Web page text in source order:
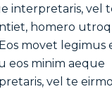
interpretaris, vel
homero
movet legimus
eos minim aeque
vel te